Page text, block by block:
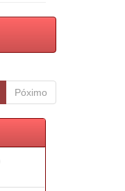
Póximo